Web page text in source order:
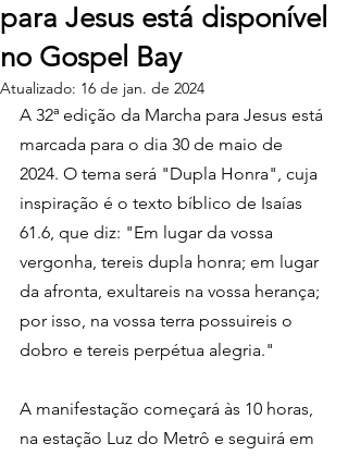
para Jesus está disponível
no Gospel Bay
Atualizado: 16 de jan. de 2024
A 32ª edição da Marcha para Jesus está
marcada para o dia 30 de maio de
2024. O tema será "Dupla Honra", cuja
inspiração é o texto bíblico de Isaías
61.6, que diz: "Em lugar da vossa
vergonha, tereis dupla honra; em lugar
da afronta, exultareis na vossa herança;
por isso, na vossa terra possuireis o
dobro e tereis perpétua alegria."
A manifestação começará às 10 horas,
na estação Luz do Metrô e seguirá em